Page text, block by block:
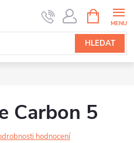
HLEDAT
NÁKUPNÍ
KOŠÍK
Carbon 5
hodnocení